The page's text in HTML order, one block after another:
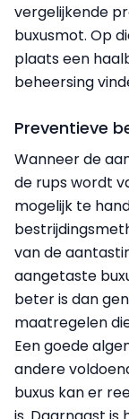
vergelijkende
buxusmot. Op
plaats een
beheersing
Preventieve
Wanneer de
de rups wordt
mogelijk te
van de
aangetaste
beter is dan
maatregelen
Een goede
andere
buxus kan er